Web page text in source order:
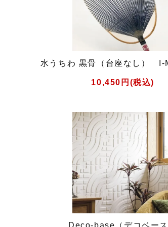
水うちわ 黒骨（台座なし） I-
10,450円(税込)
Deco-base（デコベース